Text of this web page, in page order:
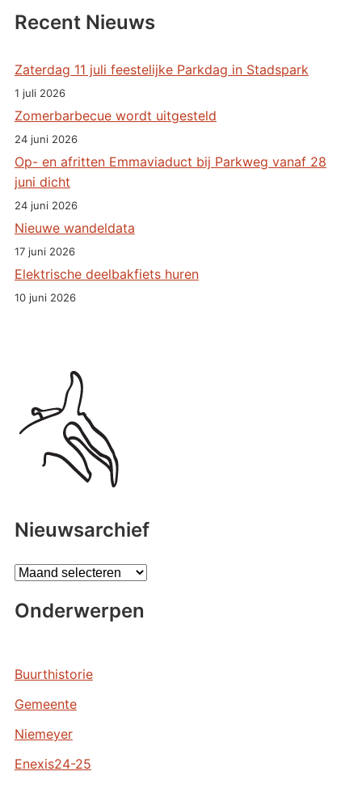
Recent Nieuws
Zaterdag 11 juli feestelijke Parkdag in Stadspark
1 juli 2026
Zomerbarbecue wordt uitgesteld
24 juni 2026
Op- en afritten Emmaviaduct bij Parkweg vanaf 28
juni dicht
24 juni 2026
Nieuwe wandeldata
17 juni 2026
Elektrische deelbakfiets huren
10 juni 2026
Nieuwsarchief
A
c
e
e
n
Onderwerpen
Buurthistorie
Gemeente
Niemeyer
Enexis24-25